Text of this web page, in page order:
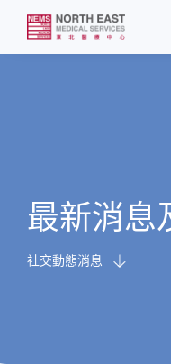
最新消息
社交動態消息